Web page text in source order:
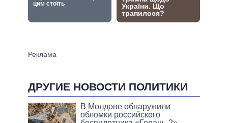
ДРУГИЕ НОВОСТИ ПОЛИТИКИ
В Молдове обнаружили
обломки российского